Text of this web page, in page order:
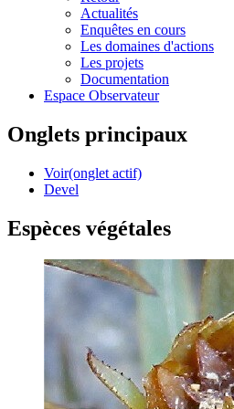
Actualités
Enquêtes en cours
Les domaines d'actions
Les projets
Documentation
Espace Observateur
Onglets principaux
Voir(onglet actif)
Devel
Espèces végétales